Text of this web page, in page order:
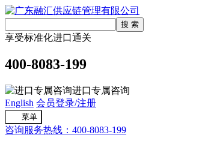
享受标准化进口通关
400-8083-199
进口专属咨询
English 会员登录/注册
菜单
咨询服务热线：400-8083-199